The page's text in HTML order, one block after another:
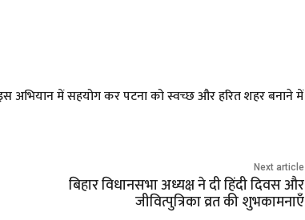
अभियान में सहयोग कर पटना को स्वच्छ और हरित शहर बनाने में
Next article
बिहार विधानसभा अध्यक्ष ने दी हिंदी दिवस और
जीवित्पुत्रिका व्रत की शुभकामनाएँ